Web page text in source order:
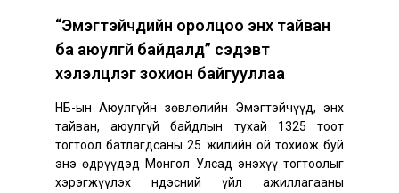
“Эмэгтэйчүүдийн оролцоо энх тайван
ба аюулгүй байдалд” сэдэвт
хэлэлцүүлэг зохион байгууллаа
НҮБ-ын Аюулгүйн зөвлөлийн Эмэгтэйчүүд, энх
тайван, аюулгүй байдлын тухай 1325 тоот
тогтоол батлагдсаны 25 жилийн ой тохиож буй
энэ өдрүүдэд Монгол Улсад энэхүү тогтоолыг
хэрэгжүүлэх Үндэсний үйл ажиллагааны